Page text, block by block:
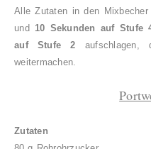
Alle Zutaten in den
und 10 Sekunden auf Stufe
auf Stufe 2 aufschlagen,
weitermachen.
Zutaten